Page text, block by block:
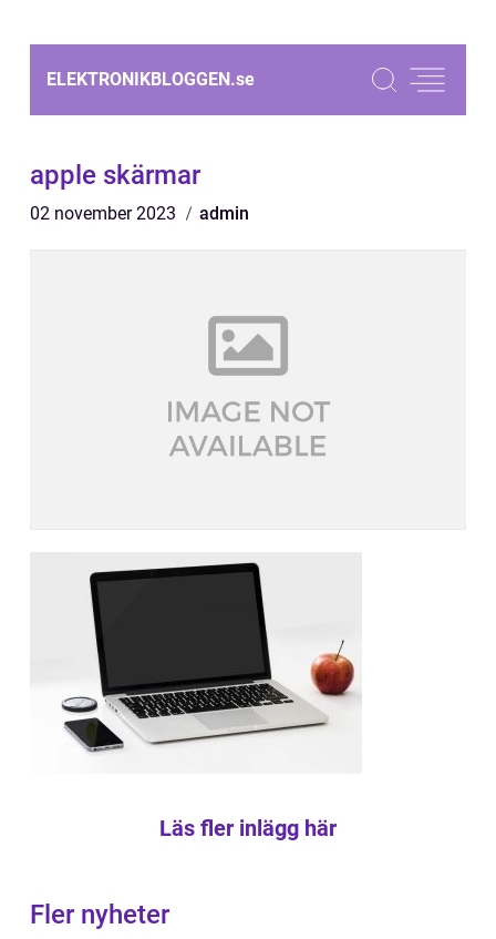
ELEKTRONIKBLOGGEN.se
apple skärmar
02 november 2023 admin
Läs fler inlägg här
Fler nyheter